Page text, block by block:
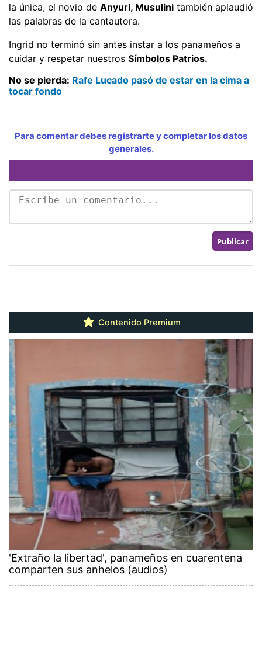
la única, el novio de Anyuri, Musulini también aplaudió
las palabras de la cantautora.
Ingrid no terminó sin antes instar a los panameños a
cuidar y respetar nuestros Símbolos Patrios.
No se pierda: Rafe Lucado pasó de estar en la cima a
tocar fondo
Para comentar debes registrarte y completar los datos
generales.
Contenido Premium
'Extraño la libertad', panameños en cuarentena
comparten sus anhelos (audios)